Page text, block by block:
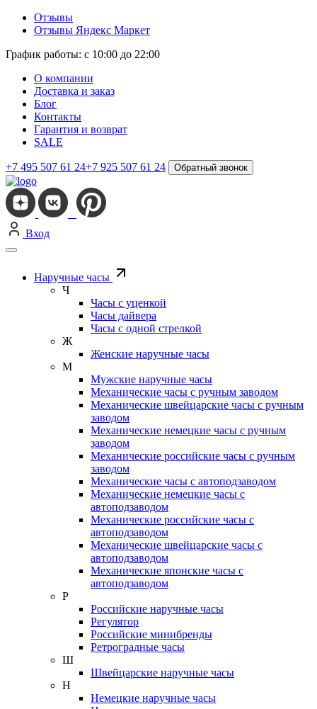
Отзывы
Отзывы Яндекс Маркет
График работы: с 10:00 до 22:00
О компании
Доставка и заказ
Блог
Контакты
Гарантия и возврат
SALE
+7 495 507 61 24+7 925 507 61 24 Обратный звонок
Вход
Наручные часы
Ч
Часы с уценкой
Часы дайвера
Часы с одной стрелкой
Ж
Женские наручные часы
М
Мужские наручные часы
Механические часы с ручным заводом
Механические швейцарские часы с ручным
заводом
Механические немецкие часы с ручным
заводом
Механические российские часы с ручным
заводом
Механические часы с автоподзаводом
Механические немецкие часы с
автоподзаводом
Механические российские часы с
автоподзаводом
Механические швейцарские часы с
автоподзаводом
Механические японские часы с
автоподзаводом
Р
Российские наручные часы
Регулятор
Российские минибренды
Ретроградные часы
Ш
Швейцарские наручные часы
Н
Немецкие наручные часы